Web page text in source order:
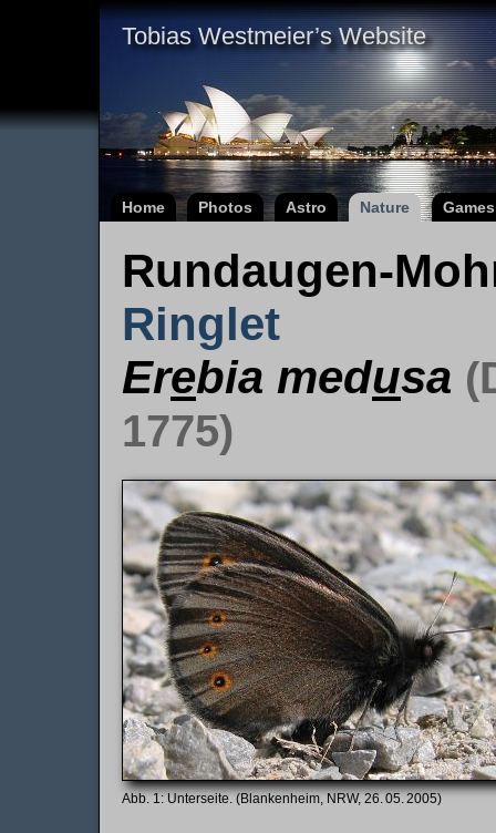
Tobias Westmeier’s Website
Home Photos Astro Nature Games
Rundaugen-
Ringlet
Erebia medusa
1775)
Unterseite. (Blankenheim, NRW, 26. 05. 2005)